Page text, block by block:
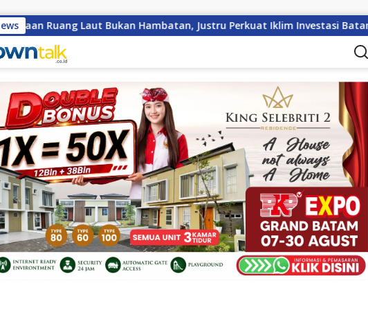
Laut Bukan Hambatan, Justru Perkuat Iklim Investasi Batam